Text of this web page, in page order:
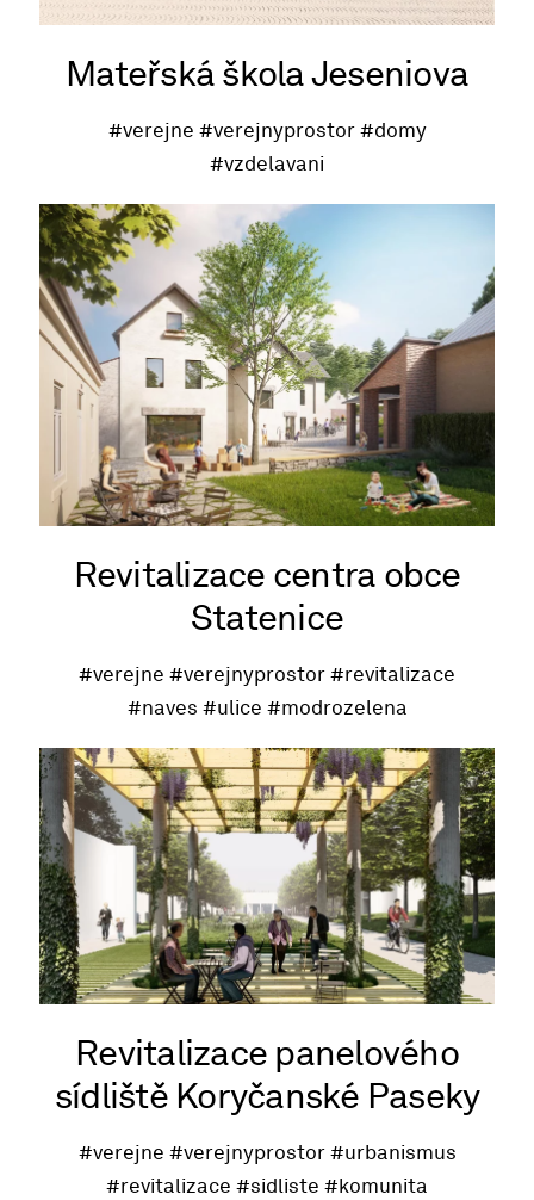
Mateřská škola Jeseniova
#verejne #verejnyprostor #domy
#vzdelavani
Revitalizace centra obce
Statenice
#verejne #verejnyprostor #revitalizace
#naves #ulice #modrozelena
Revitalizace panelového
sídliště Koryčanské Paseky
#verejne #verejnyprostor #urbanismus
#revitalizace #sidliste #komunita